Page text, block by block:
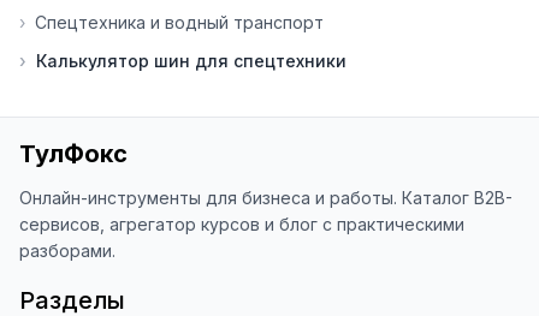
⭐ Если вам нравится ToolFox — буду
благодарен за отзыв о сайте в
наши инструменты!
Благодарю за доверие и
использование ToolFox! 🚀
› Спецтехника и водный транспорт
› Калькулятор шин для спецтехники
ТулФокс
Онлайн-инструменты для бизнеса и работы. Каталог B2B-
сервисов, агрегатор курсов и блог с практическими
разборами.
Разделы